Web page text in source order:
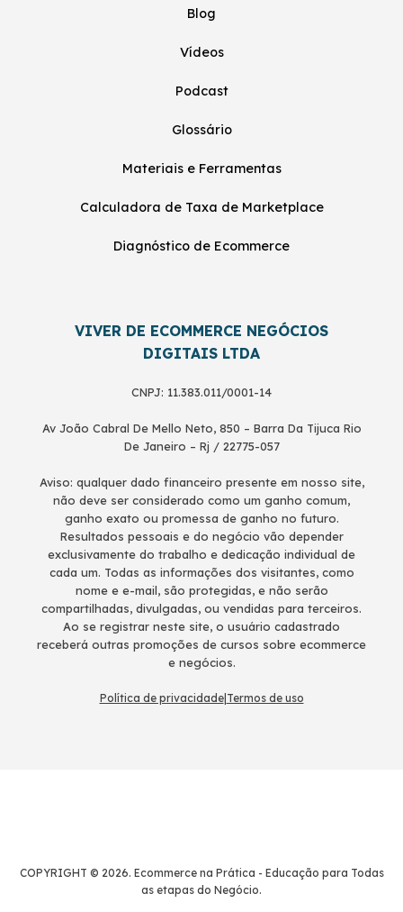
Blog
Vídeos
Podcast
Glossário
Materiais e Ferramentas
Calculadora de Taxa de Marketplace
Diagnóstico de Ecommerce
VIVER DE ECOMMERCE NEGÓCIOS
DIGITAIS LTDA
CNPJ: 11.383.011/0001-14
Av João Cabral De Mello Neto, 850 – Barra Da Tijuca Rio
De Janeiro – Rj / 22775-057
Aviso: qualquer dado financeiro presente em nosso site,
não deve ser considerado como um ganho comum,
ganho exato ou promessa de ganho no futuro.
Resultados pessoais e do negócio vão depender
exclusivamente do trabalho e dedicação individual de
cada um. Todas as informações dos visitantes, como
nome e e-mail, são protegidas, e não serão
compartilhadas, divulgadas, ou vendidas para terceiros.
Ao se registrar neste site, o usuário cadastrado
receberá outras promoções de cursos sobre ecommerce
e negócios.
Política de privacidade| Termos de uso
COPYRIGHT © 2026. Ecommerce na Prática - Educação para Todas
as etapas do Negócio.